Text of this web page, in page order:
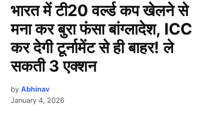
भारत में टी20 वर्ल्ड कप खेलने से
मना कर बुरा फंसा बांग्लादेश, ICC
कर देगी टूर्नामेंट से ही बाहर! ले
सकती 3 एक्शन
by Abhinav
January 4, 2026